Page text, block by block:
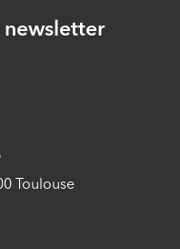
newsletter
Toulouse